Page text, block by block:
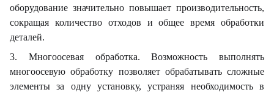
оборудование значительно повышает производительность,
сокращая количество отходов и общее время обработки
деталей.
3. Многоосевая обработка. Возможность выполнять
многоосевую обработку позволяет обрабатывать сложные
элементы за одну установку, устраняя необходимость в